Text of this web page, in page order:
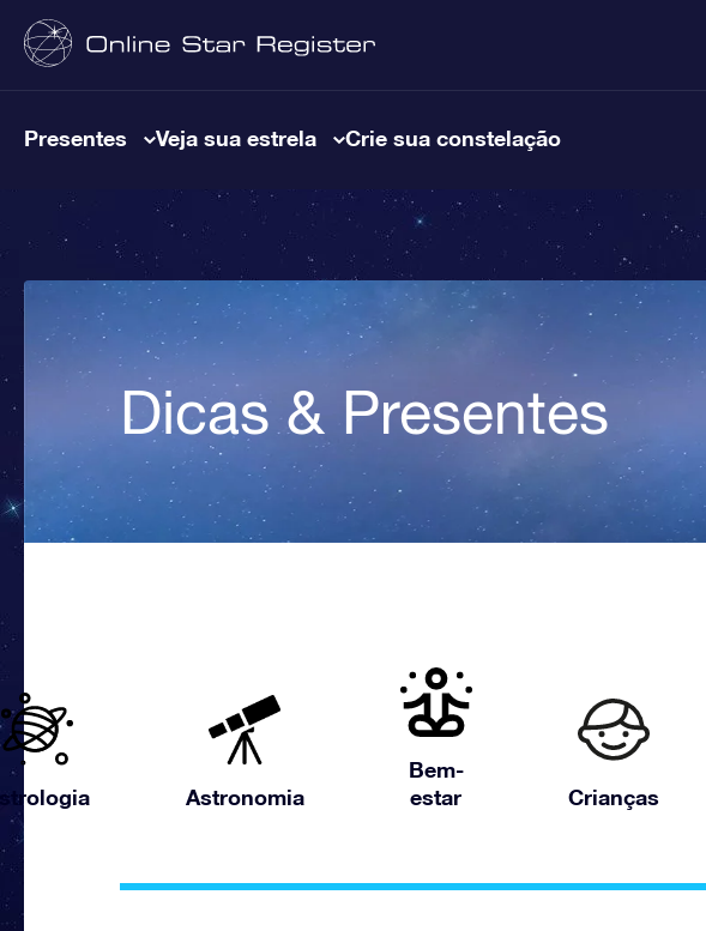
Presentes Veja sua estrela Crie sua constelação
Dicas & Presentes
Astronomia
Bem-
estar
Crianças